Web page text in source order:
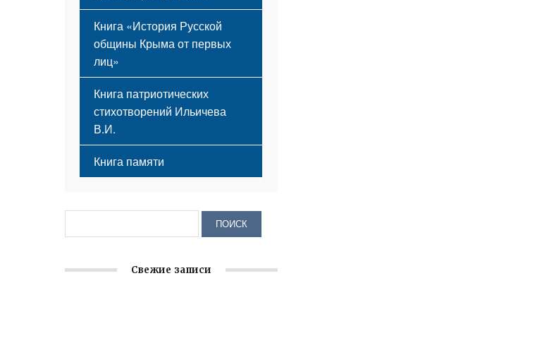
Книга «История Русской
общины Крыма от первых
лиц»
Книга патриотических
стихотворений Ильичева
В.И.
Книга памяти
Свежие записи